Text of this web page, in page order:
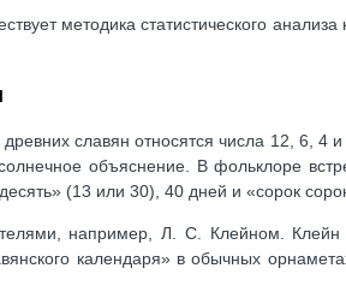
методика статистического
славян относятся числа 12, 6, 4
объяснение. В фольклоре
(13 или 30), 40 дней и «сорок
например, Л. С. Клейном. Клейн
календаря» в обычных